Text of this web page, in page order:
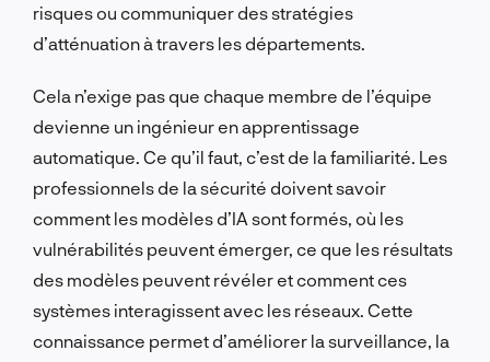
risques ou communiquer des stratégies
d’atténuation à travers les départements.
Cela n’exige pas que chaque membre de l’équipe
devienne un ingénieur en apprentissage
automatique. Ce qu’il faut, c’est de la familiarité. Les
professionnels de la sécurité doivent savoir
comment les modèles d’IA sont formés, où les
vulnérabilités peuvent émerger, ce que les résultats
des modèles peuvent révéler et comment ces
systèmes interagissent avec les réseaux. Cette
connaissance permet d’améliorer la surveillance, la